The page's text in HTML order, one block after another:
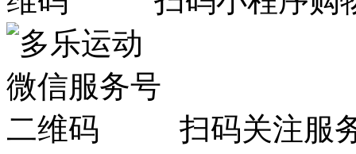
扫码关注服